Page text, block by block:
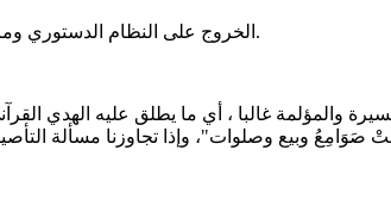
الخروج على النظام الدستوري وما قد ينجم عنه هو بالطبع من الجرائم السياسية التي لها تكييفات جنائية في ذاتها ومآلاتها.
والمؤلمة غالبا ، أي ما يطلق عليه الهدي